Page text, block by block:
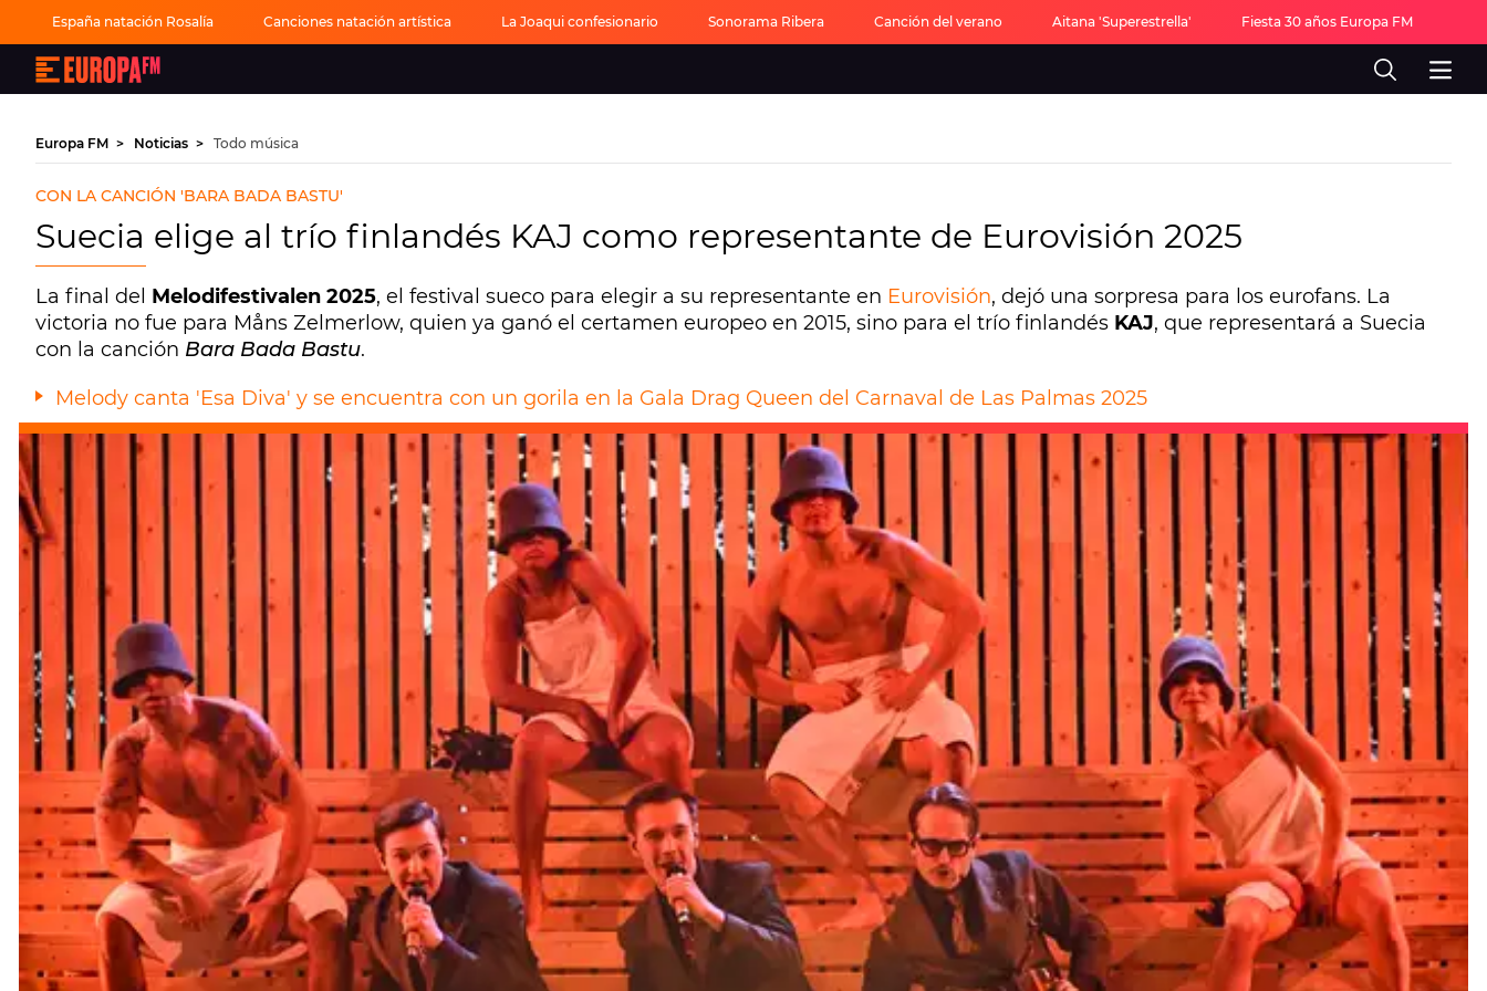
España natación Rosalía Canciones natación artística La Joaqui confesionario Sonorama Ribera Canción del verano Aitana 'Superestrella' Fiesta 30 años Europa FM
Europa
FM
-
mejor
música,
virales,
celebrities
y
estilo
de
Europa
FM
Europa FM Noticias Todo música
CON LA CANCIÓN 'BARA BADA BASTU'
Suecia elige al trío finlandés KAJ como representante de Eurovisión 2025
La final del Melodifestivalen 2025, el festival sueco para elegir a su representante en Eurovisión, dejó una sorpresa para los eurofans. La
victoria no fue para Måns Zelmerlow, quien ya ganó el certamen europeo en 2015, sino para el trío finlandés KAJ, que representará a Suecia
con la canción Bara Bada Bastu.
Melody canta 'Esa Diva' y se encuentra con un gorila en la Gala Drag Queen del Carnaval de Las Palmas 2025